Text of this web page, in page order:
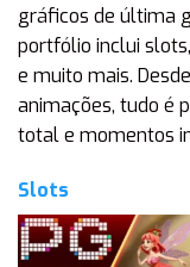
gráficos de última
portfólio inclui
e muito mais.
animações, tudo é
total e momentos
Slots